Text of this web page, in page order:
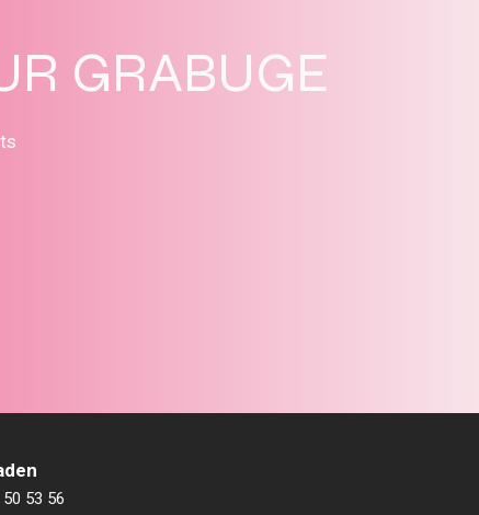
GRABUGE
53 56